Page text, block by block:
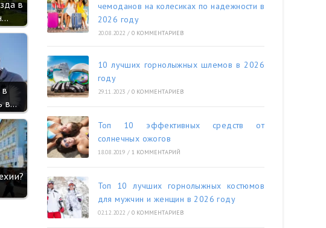
в
в
в…
чемоданов на колесиках по надежности в
2026 году
20.08.2022 / 0 КОММЕНТАРИЕВ
10 лучших горнолыжных шлемов в 2026
году
29.11.2023 / 0 КОММЕНТАРИЕВ
Топ 10 эффективных средств от
солнечных ожогов
18.08.2019 / 1 КОММЕНТАРИЙ
Топ 10 лучших горнолыжных костюмов
для мужчин и женщин в 2026 году
02.12.2022 / 0 КОММЕНТАРИЕВ